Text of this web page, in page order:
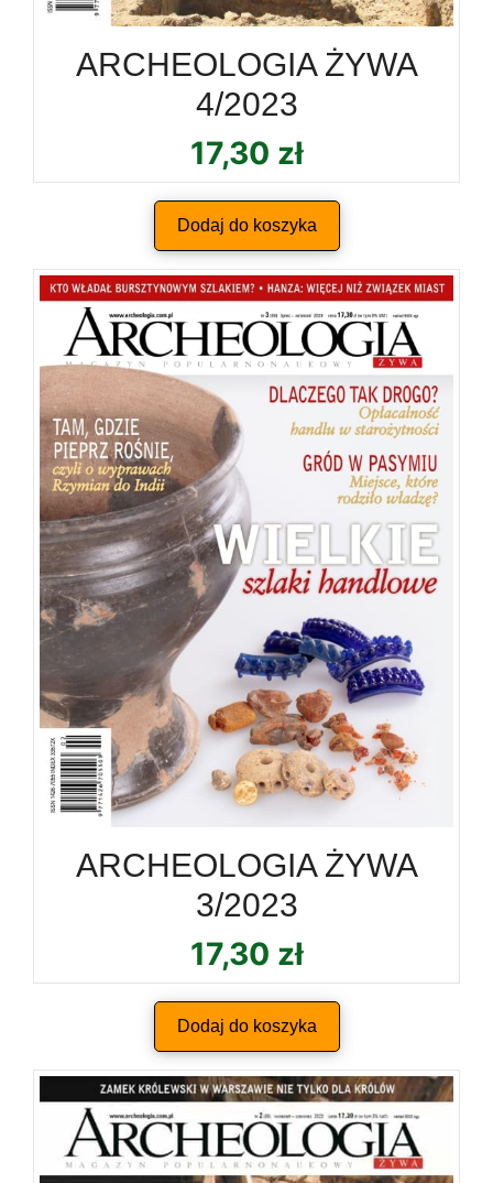
ARCHEOLOGIA ŻYWA
4/2023
17,30 zł
Dodaj do koszyka
ARCHEOLOGIA ŻYWA
3/2023
17,30 zł
Dodaj do koszyka